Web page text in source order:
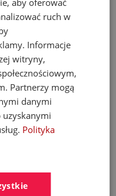
aby oferować
ruch w
Informacje
witryny,
Partnerzy mogą
danymi
Polityka